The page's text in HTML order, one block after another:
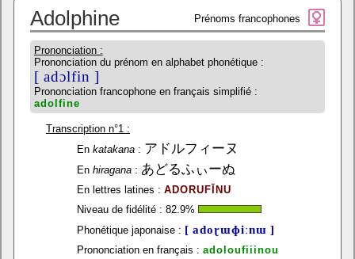
Adolphine Prénoms francophones
Prononciation :
Prononciation du prénom en alphabet phonétique :
[ adɔlfin ]
Prononciation francophone en français simplifié :
adolfine
Transcription n°1 :
En katakana: アドルフィーヌ
En hiragana: あどるふぃーぬ
En lettres latines : ADORUFĪNU
Niveau de fidélité : 82.9%
Phonétique japonaise : [ adoɽɯɸiːnɯ ]
Prononciation en français : adoloufiiinou